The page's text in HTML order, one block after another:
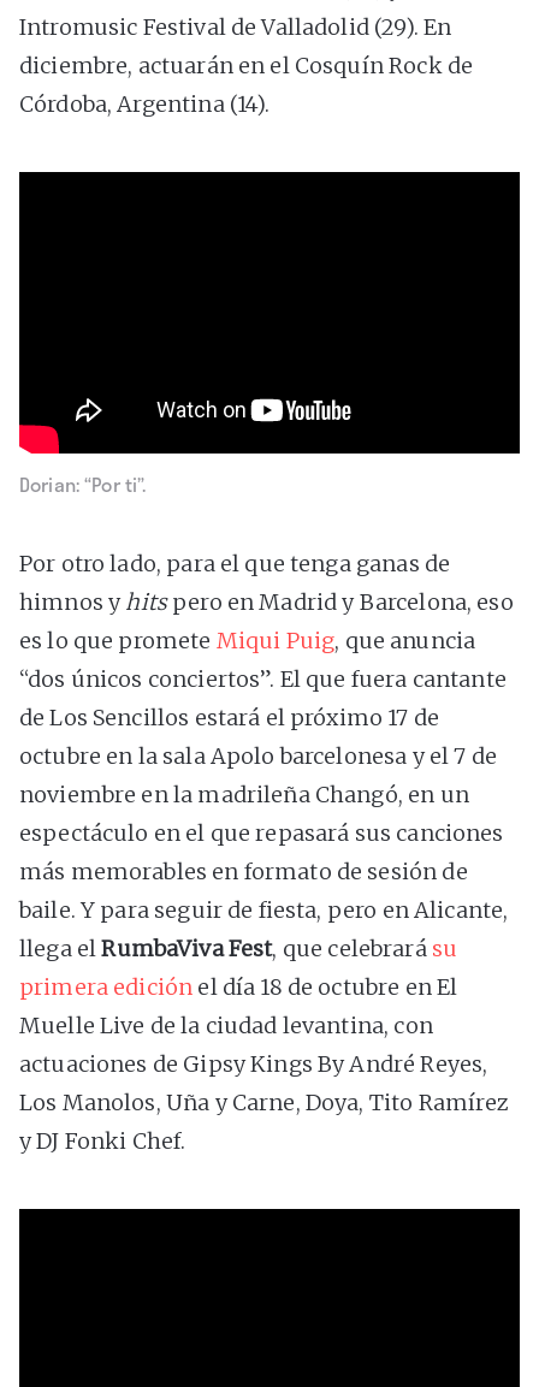
Intromusic Festival de Valladolid (29). En
diciembre, actuarán en el Cosquín Rock de
Córdoba, Argentina (14).
Dorian: “Por ti”.
Por otro lado, para el que tenga ganas de
himnos yhitspero en Madrid y Barcelona, eso
es lo que promete Miqui Puig, que anuncia
“dos únicos conciertos”. El que fuera cantante
de Los Sencillos estará el próximo 17 de
octubre en la sala Apolo barcelonesa y el 7 de
noviembre en la madrileña Changó, en un
espectáculo en el que repasará sus canciones
más memorables en formato de sesión de
baile. Y para seguir de fiesta, pero en Alicante,
llega elRumbaViva Fest, que celebrará su
primera edición el día 18 de octubre en El
Muelle Live de la ciudad levantina, con
actuaciones de Gipsy Kings By André Reyes,
Los Manolos, Uña y Carne, Doya, Tito Ramírez
y DJ Fonki Chef.